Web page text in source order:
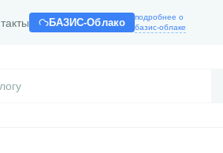
БАЗИС-Облако
подробнее о
базис-облаке